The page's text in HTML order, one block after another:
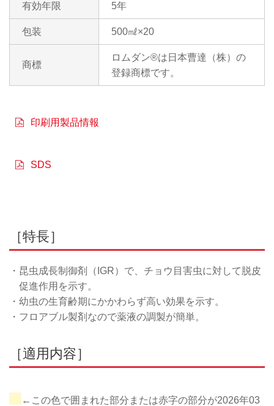
有効年限 5年
包装 500㎖×20
商標
ロムダン®は日本曹達（株）の
登録商標です。
印刷用製品情報
SDS
［特長］
・昆虫成長制御剤（IGR）で、チョウ目害虫に対して脱皮
促進作用を示す。
・幼虫の生育齢期にかかわらず高い効果を示す。
・フロアブル製剤なので薬液の調製が簡単。
［適用内容］
←この色で囲まれた部分または赤字の部分が2026年03